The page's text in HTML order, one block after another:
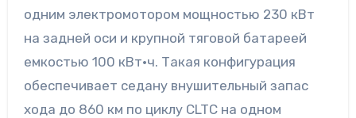
одним электромотором мощностью 230 кВт
на задней оси и крупной тяговой батареей
емкостью 100 кВт·ч. Такая конфигурация
обеспечивает седану внушительный запас
хода до 860 км по циклу CLTC на одном